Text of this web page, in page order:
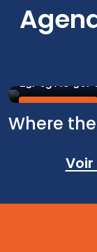
EXPOSITION
Where